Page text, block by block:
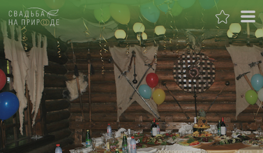
Москва
Банкет
Свадьба
День рождения